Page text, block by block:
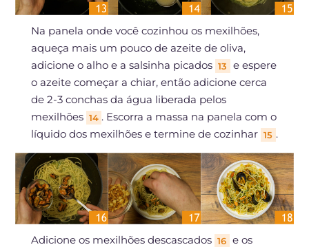
Na panela onde você cozinhou os mexilhões,
aqueça mais um pouco de azeite de oliva,
adicione o alho e a salsinha picados 13
e espere
o azeite começar a chiar, então adicione cerca
de 2-3 conchas da água liberada pelos
mexilhões 14 . Escorra a massa na panela com o
líquido dos mexilhões e termine de cozinhar 15 .
Adicione os mexilhões descascados 16 e os